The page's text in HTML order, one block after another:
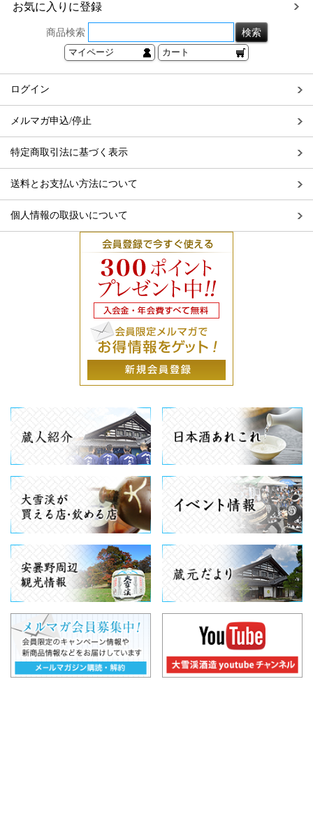
お気に入りに登録
商品検索
マイページ カート
ログイン
メルマガ申込/停止
特定商取引法に基づく表示
送料とお支払い方法について
個人情報の取扱いについて